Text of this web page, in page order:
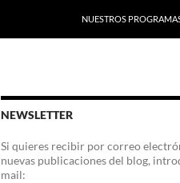
NUESTROS
NEWSLETTER
Si quieres recibir por correo
nuevas publicaciones del blog,
mail: